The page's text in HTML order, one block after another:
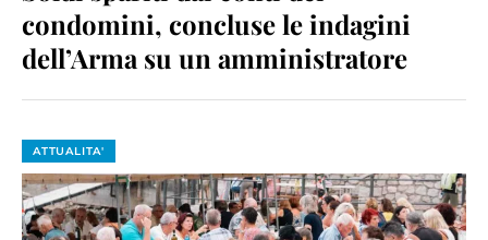
condomini, concluse le indagini
dell’Arma su un amministratore
ATTUALITA'